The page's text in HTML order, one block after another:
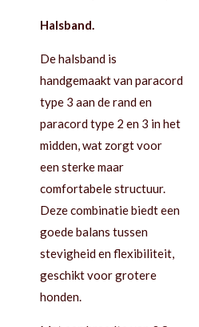
Halsband.
De halsband is
handgemaakt van paracord
type 3 aan de rand en
paracord type 2 en 3 in het
midden, wat zorgt voor
een sterke maar
comfortabele structuur.
Deze combinatie biedt een
goede balans tussen
stevigheid en flexibiliteit,
geschikt voor grotere
honden.